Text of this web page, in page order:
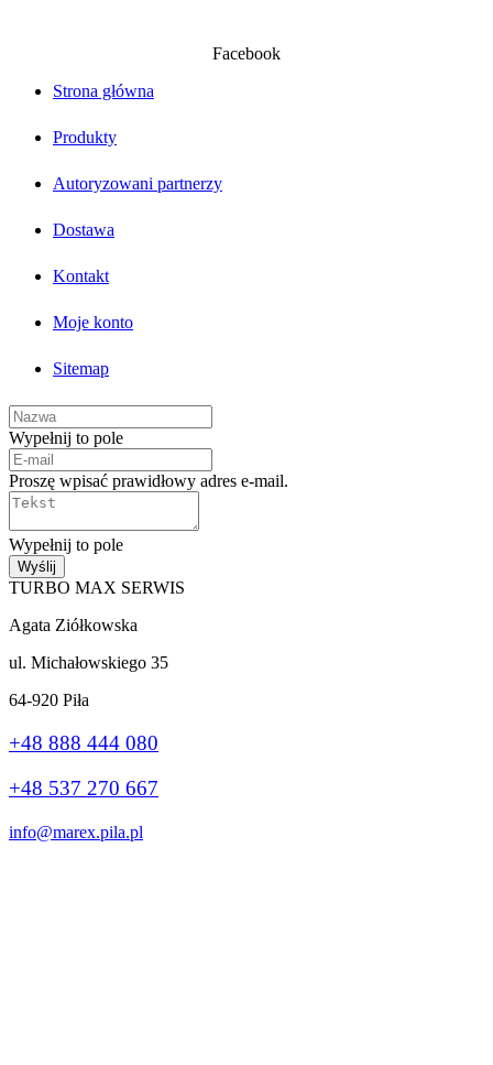
Facebook
Strona główna
Produkty
Autoryzowani partnerzy
Dostawa
Kontakt
Moje konto
Sitemap
Wypełnij to pole
Proszę wpisać prawidłowy adres e-mail.
Wypełnij to pole
Wyślij
TURBO MAX SERWIS
Agata Ziółkowska
ul. Michałowskiego 35
64-920 Piła
+48 888 444 080
+48 537 270 667
info@marex.pila.pl